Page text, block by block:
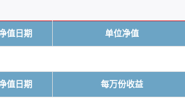
值日期 单位净值
值日期 每万份收益